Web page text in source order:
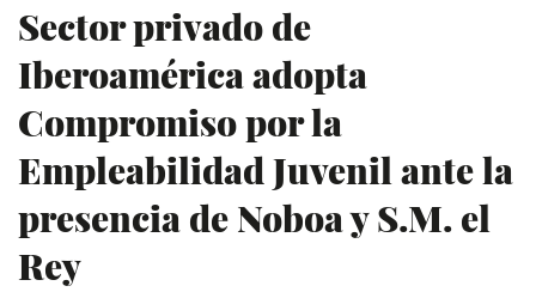
Sector privado de
Iberoamérica adopta
Compromiso por la
Empleabilidad Juvenil ante la
presencia de Noboa y S.M. el
Rey